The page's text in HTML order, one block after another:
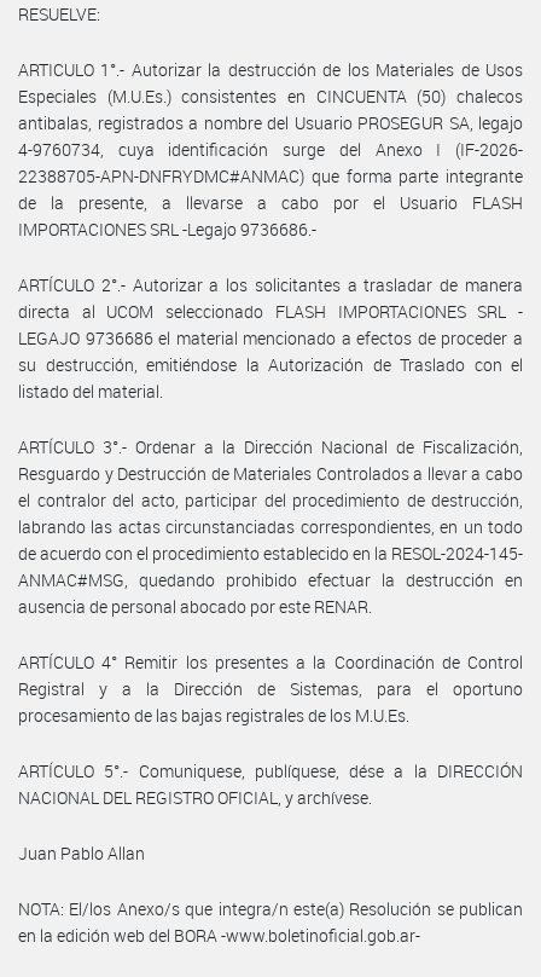
RESUELVE:
ARTICULO 1°.- Autorizar la destrucción de los Materiales de Usos
Especiales (M.U.Es.) consistentes en CINCUENTA (50) chalecos
antibalas, registrados a nombre del Usuario PROSEGUR SA, legajo
4-9760734, cuya identificación surge del Anexo I (IF-2026-
22388705-APN-DNFRYDMC#ANMAC) que forma parte integrante
de la presente, a llevarse a cabo por el Usuario FLASH
IMPORTACIONES SRL -Legajo 9736686.-
ARTÍCULO 2°.- Autorizar a los solicitantes a trasladar de manera
directa al UCOM seleccionado FLASH IMPORTACIONES SRL -
LEGAJO 9736686 el material mencionado a efectos de proceder a
su destrucción, emitiéndose la Autorización de Traslado con el
listado del material.
ARTÍCULO 3°.- Ordenar a la Dirección Nacional de Fiscalización,
Resguardo y Destrucción de Materiales Controlados a llevar a cabo
el contralor del acto, participar del procedimiento de destrucción,
labrando las actas circunstanciadas correspondientes, en un todo
de acuerdo con el procedimiento establecido en la RESOL-2024-145-
ANMAC#MSG, quedando prohibido efectuar la destrucción en
ausencia de personal abocado por este RENAR.
ARTÍCULO 4° Remitir los presentes a la Coordinación de Control
Registral y a la Dirección de Sistemas, para el oportuno
procesamiento de las bajas registrales de los M.U.Es.
ARTÍCULO 5°.- Comuniquese, publíquese, dése a la DIRECCIÓN
NACIONAL DEL REGISTRO OFICIAL, y archívese.
Juan Pablo Allan
NOTA: El/los Anexo/s que integra/n este(a) Resolución se publican
en la edición web del BORA -www.boletinoficial.gob.ar-